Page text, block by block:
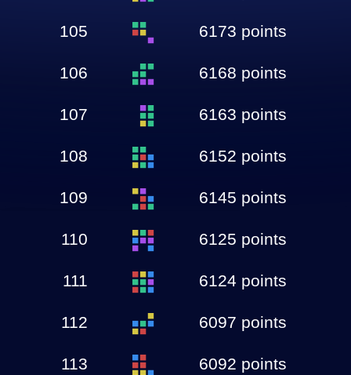
105 6173 points
106 6168 points
107 6163 points
108 6152 points
109 6145 points
110 6125 points
111 6124 points
112 6097 points
113 6092 points